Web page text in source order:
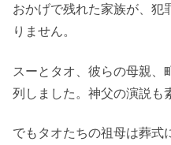
おかげで残れた家族が、犯
りません。
スーとタオ、彼らの母親、
列しました。神父の演説も
でもタオたちの祖母は葬式